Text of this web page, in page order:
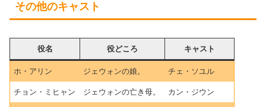
その他のキャスト
役名 役どころ キャスト
ホ・アリン ジェウォンの娘。 チェ・ソユル
チョン・ミヒャン ジェウォンの亡き母。 カン・ジウン